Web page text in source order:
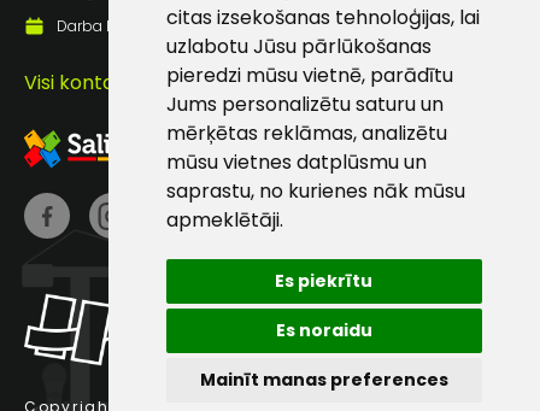
citas izsekošanas tehnoloģijas, lai
uzlabotu Jūsu pārlūkošanas
pieredzi mūsu vietnē, parādītu
Jums personalizētu saturu un
mērķētas reklāmas, analizētu
mūsu vietnes datplūsmu un
saprastu, no kurienes nāk mūsu
apmeklētāji.
Es piekrītu
Es noraidu
Mainīt manas preferences
Darba laiks: Darbadienās: 8:00 - 17:00
Visi kontakti
Klientu
atbalsts
Darbdienās:
8:00 – 17:00
186
info@hards.lv